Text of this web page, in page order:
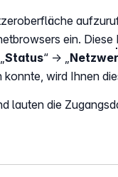
ein. Diese
Status“ → „
wird Ihnen
lauten die